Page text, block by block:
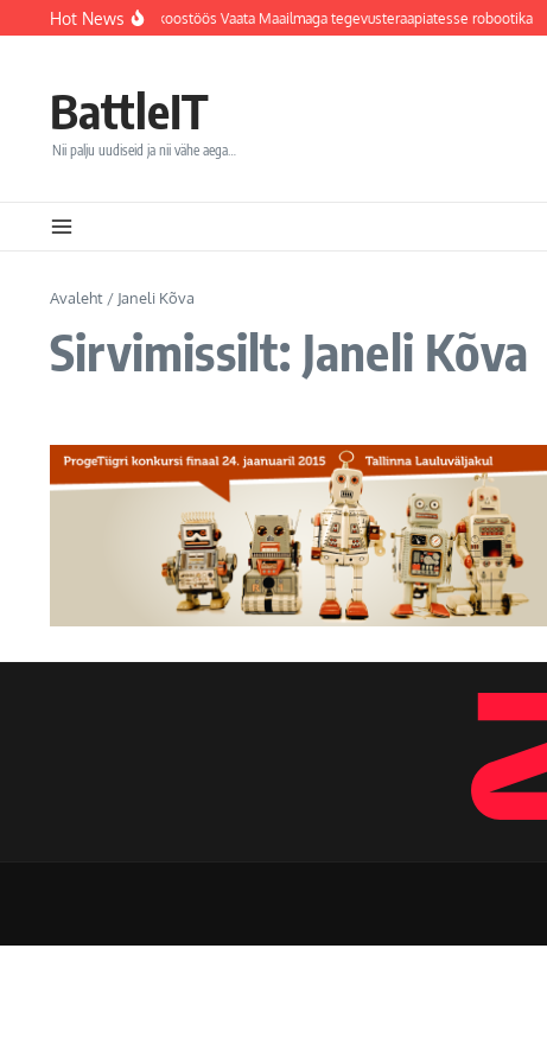
Sisu juurdeHot News
haigla integreerib koostöös Vaata Maailmaga tegevusteraapiatesse robootika
BattleIT
Nii palju uudiseid ja nii vähe aega…
Avaleht / Janeli Kõva
Sirvimissilt: Janeli Kõva